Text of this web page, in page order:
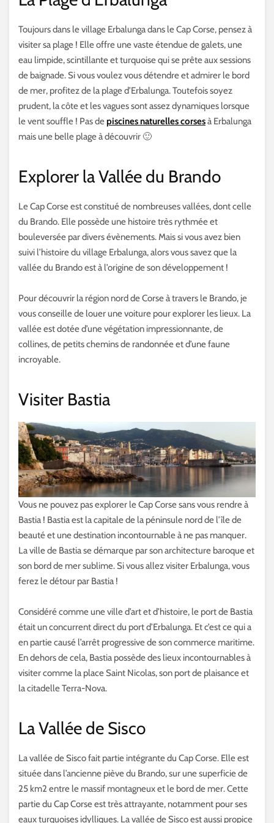
Toujours dans le village Erbalunga dans le Cap Corse, pensez à
visiter sa plage ! Elle offre une vaste étendue de galets, une
eau limpide, scintillante et turquoise qui se prête aux sessions
de baignade. Si vous voulez vous détendre et admirer le bord
de mer, profitez de la plage d’Erbalunga. Toutefois soyez
prudent, la côte et les vagues sont assez dynamiques lorsque
le vent souffle ! Pas depiscines naturelles corsesà Erbalunga
mais une belle plage à découvrir 🙂
Explorer la Vallée du Brando
Le Cap Corse est constitué de nombreuses vallées, dont celle
du Brando. Elle possède une histoire très rythmée et
bouleversée par divers évènements. Mais si vous avez bien
suivi l’histoire du village Erbalunga, alors vous savez que la
vallée du Brando est à l’origine de son développement !
Pour découvrir la région nord de Corse à travers le Brando, je
vous conseille de louer une voiture pour explorer les lieux. La
vallée est dotée d’une végétation impressionnante, de
collines, de petits chemins de randonnée et d’une faune
incroyable.
Visiter Bastia
Vous ne pouvez pas explorer le Cap Corse sans vous rendre à
Bastia ! Bastia est la capitale de la péninsule nord de l’île de
beauté et une destination incontournable à ne pas manquer.
La ville de Bastia se démarque par son architecture baroque et
son bord de mer sublime. Si vous allez visiter Erbalunga, vous
ferez le détour par Bastia !
Considéré comme une ville d’art et d’histoire, le port de Bastia
était un concurrent direct du port d’Erbalunga. Et c’est ce qui a
en partie causé l’arrêt progressive de son commerce maritime.
En dehors de cela, Bastia possède des lieux incontournables à
visiter comme la place Saint Nicolas, son port de plaisance et
la citadelle Terra-Nova.
La Vallée de Sisco
La vallée de Sisco fait partie intégrante du Cap Corse. Elle est
située dans l’ancienne piève du Brando, sur une superficie de
25 km2 entre le massif montagneux et le bord de mer. Cette
partie du Cap Corse est très attrayante, notamment pour ses
eaux turquoises idylliques. La vallée de Sisco est aussi propice